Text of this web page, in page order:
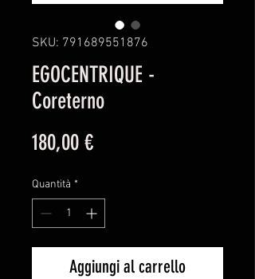
SKU: 791689551876
EGOCENTRIQUE -
Coreterno
180,00 €Prezzo
Quantità *
Aggiungi al carrello